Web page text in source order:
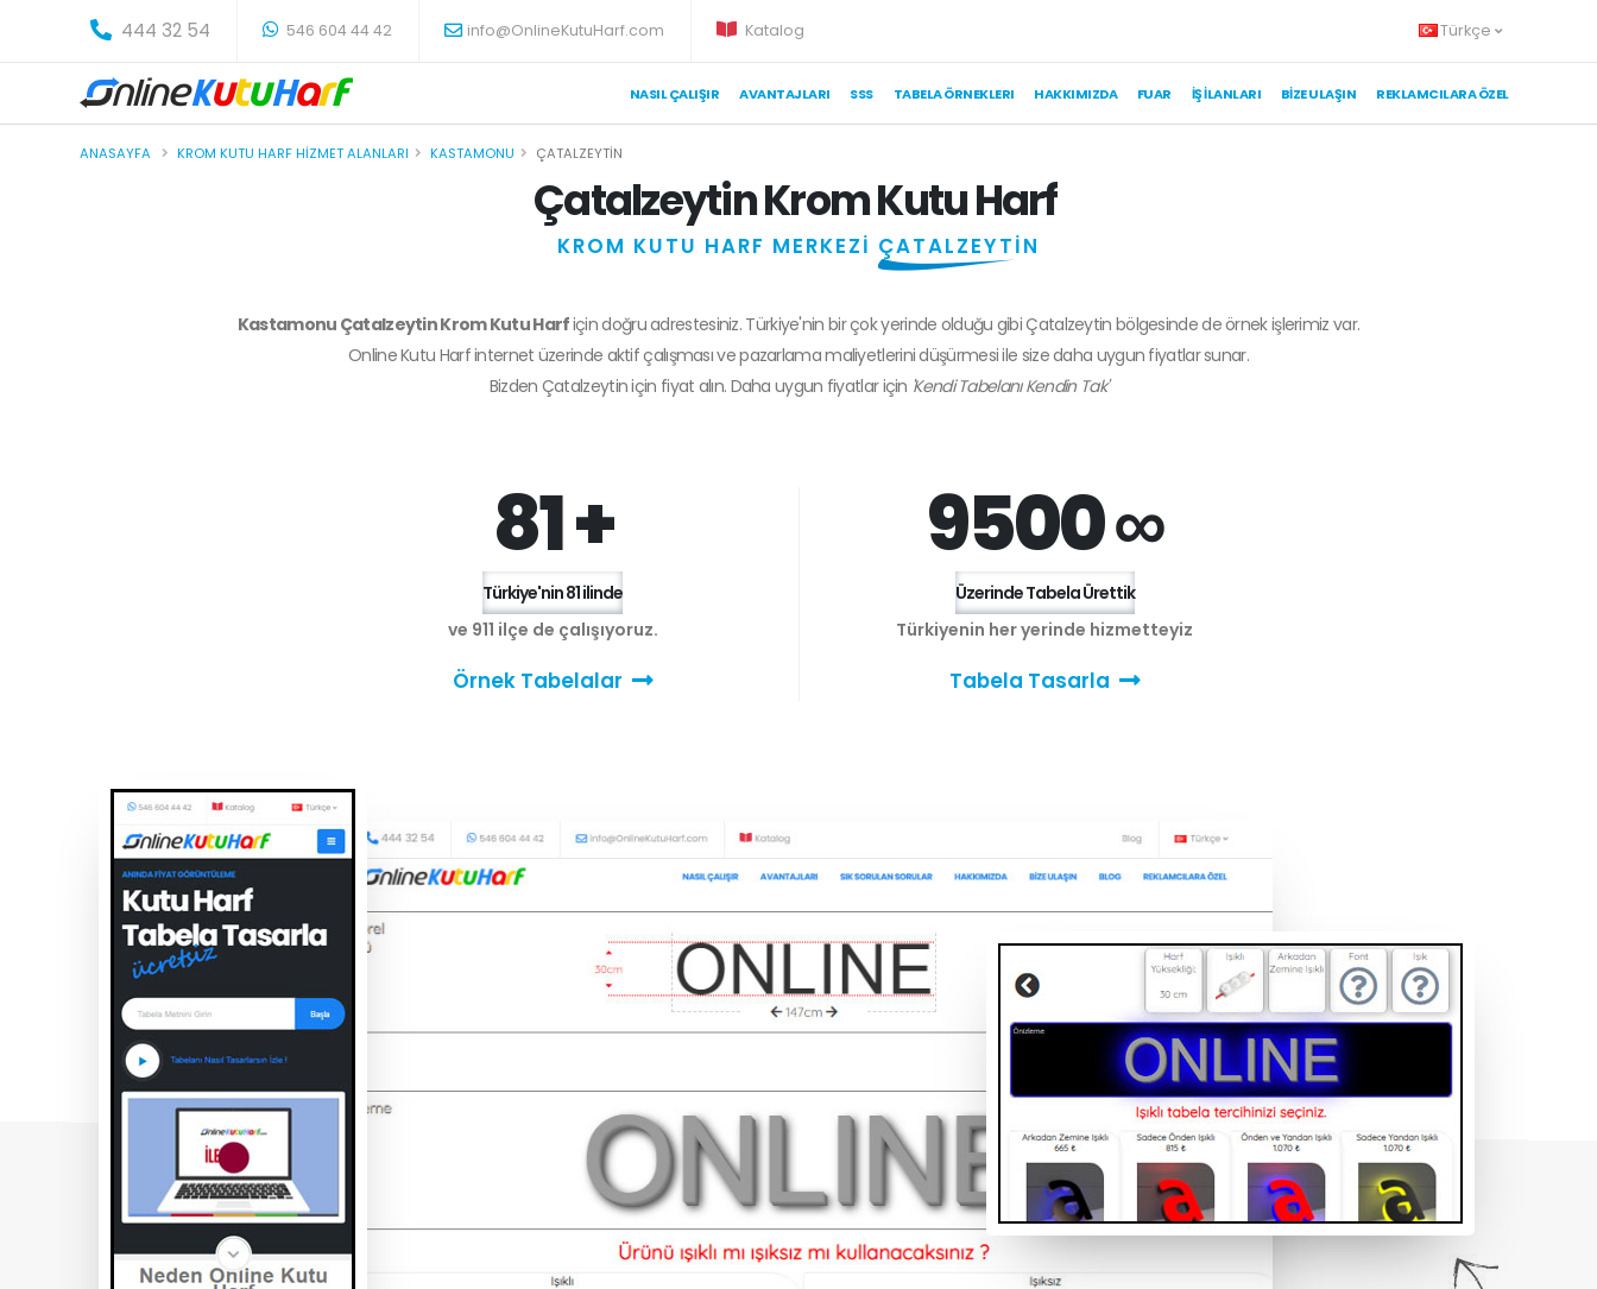
444 32 54 546 604 44 42 info@OnlineKutuHarf.com Katalog Türkçe
NASIL ÇALIŞIR AVANTAJLARI SSS TABELA ÖRNEKLERI HAKKIMIZDA FUAR İŞ İLANLARI BIZE ULAŞIN REKLAMCILARA ÖZEL
ANASAYFA KROM KUTU HARF HIZMET ALANLARI KASTAMONU ÇATALZEYTIN
Çatalzeytin Krom Kutu Harf
KROM KUTU HARF MERKEZİ ÇATALZEYTİN
Kastamonu Çatalzeytin Krom Kutu Harfiçin doğru adrestesiniz. Türkiye'nin bir çok yerinde olduğu gibi Çatalzeytin bölgesinde de örnek işlerimiz var.
Online Kutu Harf internet üzerinde aktif çalışması ve pazarlama maliyetlerini düşürmesi ile size daha uygun fiyatlar sunar.
Bizden Çatalzeytiniçin fiyat alın. Daha uygun fiyatlar için 'Kendi Tabelanı Kendin Tak'
81 +
Türkiye'nin 81 ilinde
ve 911 ilçe de çalışıyoruz.
Örnek Tabelalar
9500 ∞
Üzerinde Tabela Ürettik
Türkiyenin her yerinde hizmetteyiz
Tabela Tasarla